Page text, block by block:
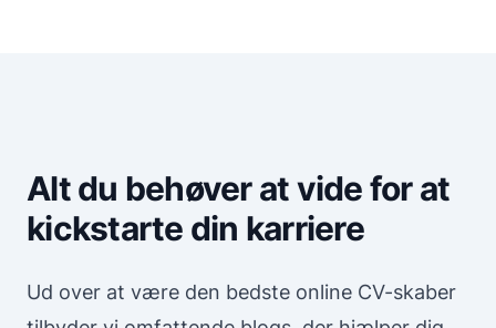
Alt du behøver at vide for at
kickstarte din karriere
Ud over at være den bedste online CV-skaber